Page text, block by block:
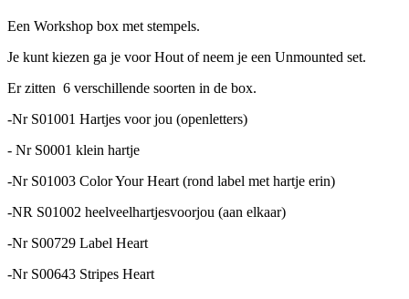
Een Workshop box met stempels.
Je kunt kiezen ga je voor Hout of neem je een Unmounted set.
Er zitten 6 verschillende soorten in de box.
-Nr S01001 Hartjes voor jou (openletters)
- Nr S0001 klein hartje
-Nr S01003 Color Your Heart (rond label met hartje erin)
-NR S01002 heelveelhartjesvoorjou (aan elkaar)
-Nr S00729 Label Heart
-Nr S00643 Stripes Heart